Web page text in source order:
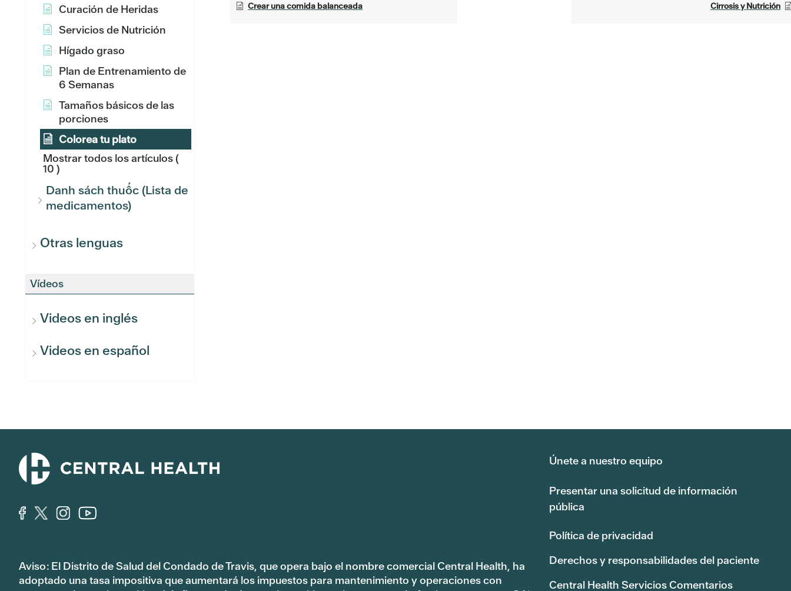
Curación de Heridas
Servicios de Nutrición
Hígado graso
Plan de Entrenamiento de
6 Semanas
Tamaños básicos de las
porciones
Colorea tu plato
Mostrar todos los artículos(
10 )
Danh sách thuốc (Lista de
medicamentos)
Otras lenguas
Vídeos
Videos en inglés
Videos en español
Crear una comida balanceada
Cirrosis y Nutrición
Aviso: El Distrito de Salud del Condado de Travis, que opera bajo el nombre comercial Central Health, ha
adoptado una tasa impositiva que aumentará los impuestos para mantenimiento y operaciones con
Únete a nuestro equipo
Presentar una solicitud de información
pública
Política de privacidad
Derechos y responsabilidades del paciente
Central Health Servicios Comentarios